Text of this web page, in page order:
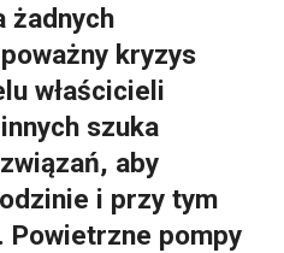
żadnych
kryzys
właścicieli
szuka
aby
i przy tym
Powietrzne pompy